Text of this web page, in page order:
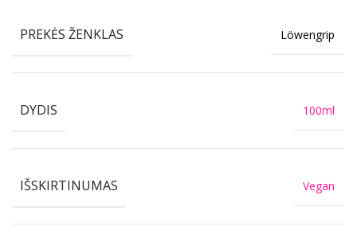
PREKĖS ŽENKLAS Löwengrip
DYDIS 100ml
IŠSKIRTINUMAS Vegan